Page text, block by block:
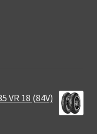
VR 18 (84V)